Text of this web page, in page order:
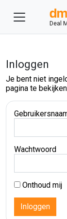
Deal
Inloggen
Je bent niet
pagina te
Wachtwoord
Onthoud mij